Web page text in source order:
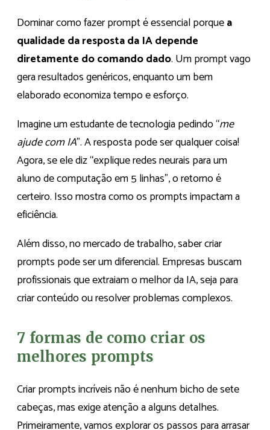
Dominar como fazer prompt é essencial porquea
qualidade da resposta da IA depende
diretamente do comando dado. Um prompt vago
gera resultados genéricos, enquanto um bem
elaborado economiza tempo e esforço.
Imagine um estudante de tecnologia pedindo “me
ajude com IA”. A resposta pode ser qualquer coisa!
Agora, se ele diz “explique redes neurais para um
aluno de computação em 5 linhas”, o retorno é
certeiro. Isso mostra como os prompts impactam a
eficiência.
Além disso, no mercado de trabalho, saber criar
prompts pode ser um diferencial. Empresas buscam
profissionais que extraiam o melhor da IA, seja para
criar conteúdo ou resolver problemas complexos.
7 formas de como criar os
melhores prompts
Criar prompts incríveis não é nenhum bicho de sete
cabeças, mas exige atenção a alguns detalhes.
Primeiramente, vamos explorar os passos para arrasar